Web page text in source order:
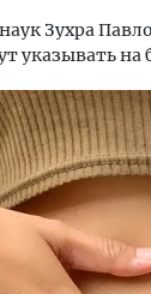
Зухра
указывать на